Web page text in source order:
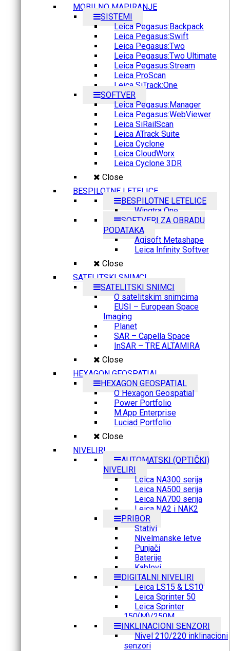
MOBILNO MAPIRANJE
SISTEMI
Leica Pegasus:Backpack
Leica Pegasus:Swift
Leica Pegasus:Two
Leica Pegasus:Two Ultimate
Leica Pegasus:Stream
Leica ProScan
Leica SiTrack:One
SOFTVER
Leica Pegasus:Manager
Leica Pegasus:WebViewer
Leica SiRailScan
Leica ATrack Suite
Leica Cyclone
Leica CloudWorx
Leica Cyclone 3DR
Close
BESPILOTNE LETELICE
BESPILOTNE LETELICE
Wingtra One
SOFTVERI ZA OBRADU
PODATAKA
Agisoft Metashape
Leica Infinity Softver
Close
SATELITSKI SNIMCI
SATELITSKI SNIMCI
O satelitskim snimcima
EUSI – European Space
Imaging
Planet
SAR – Capella Space
InSAR – TRE ALTAMIRA
Close
HEXAGON GEOSPATIAL
HEXAGON GEOSPATIAL
O Hexagon Geospatial
Power Portfolio
M.App Enterprise
Luciad Portfolio
Close
NIVELIRI
AUTOMATSKI (OPTIČKI)
NIVELIRI
Leica NA300 serija
Leica NA500 serija
Leica NA700 serija
Leica NA2 i NAK2
PRIBOR
Stativi
Nivelmanske letve
Punjači
Baterije
Kablovi
DIGITALNI NIVELIRI
Leica LS15 & LS10
Leica Sprinter 50
Leica Sprinter
150(M)/250M
INKLINACIONI SENZORI
Nivel 210/220 inklinacioni
senzori